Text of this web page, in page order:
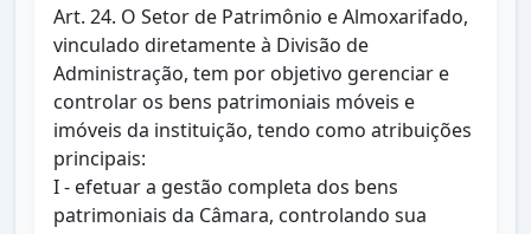
Art. 24. O Setor de Patrimônio e Almoxarifado,
vinculado diretamente à Divisão de
Administração, tem por objetivo gerenciar e
controlar os bens patrimoniais móveis e
imóveis da instituição, tendo como atribuições
principais:
I - efetuar a gestão completa dos bens
patrimoniais da Câmara, controlando sua